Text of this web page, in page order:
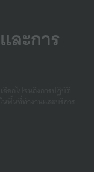
ละการ